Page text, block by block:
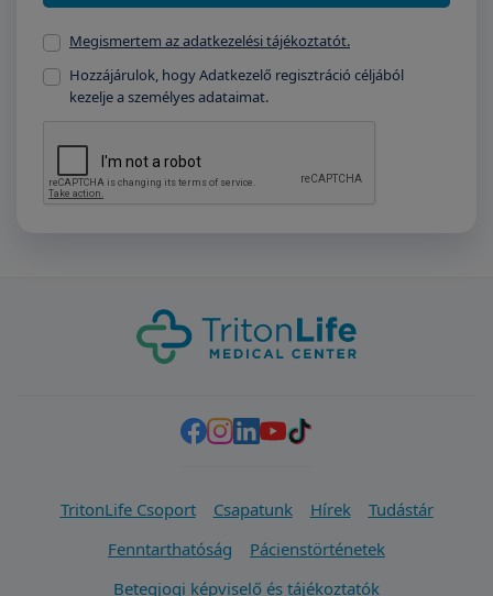
Megismertem az adatkezelési tájékoztatót.
Hozzájárulok, hogy Adatkezelő regisztráció céljából
kezelje a személyes adataimat.
TritonLife Csoport Csapatunk Hírek
Tudástár
Fenntarthatóság
Pácienstörténetek
Betegjogi képviselő és tájékoztatók